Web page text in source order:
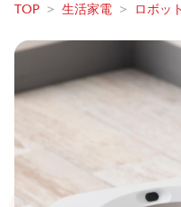
TOP > 生活家電 > ロボッ